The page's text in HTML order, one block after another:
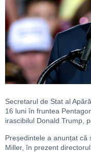
Secretarul de Stat al
16 luni în fruntea
irascibilul Donald Trump,
Președintele a anunțat că
Miller, în prezent